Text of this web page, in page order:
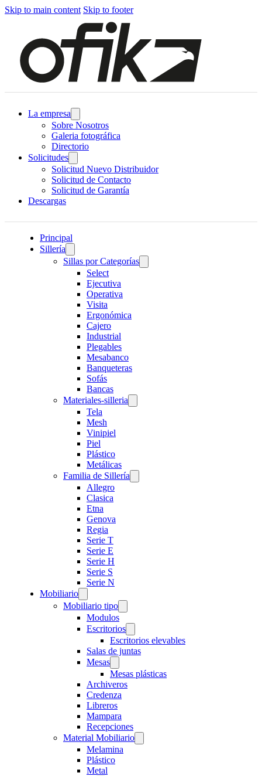
Skip to main content Skip to footer
La empresa
Sobre Nosotros
Galeria fotográfica
Directorio
Solicitudes
Solicitud Nuevo Distribuidor
Solicitud de Contacto
Solicitud de Garantía
Descargas
Principal
Sillería
Sillas por Categorías
Select
Ejecutiva
Operativa
Visita
Ergonómica
Cajero
Industrial
Plegables
Mesabanco
Banqueteras
Sofás
Bancas
Materiales-silleria
Tela
Mesh
Vinipiel
Piel
Plástico
Metálicas
Familia de Sillería
Allegro
Clasica
Etna
Genova
Regia
Serie T
Serie E
Serie H
Serie S
Serie N
Mobiliario
Mobiliario tipo
Modulos
Escritorios
Escritorios elevables
Salas de juntas
Mesas
Mesas plásticas
Archiveros
Credenza
Libreros
Mampara
Recepciones
Material Mobiliario
Melamina
Plástico
Metal